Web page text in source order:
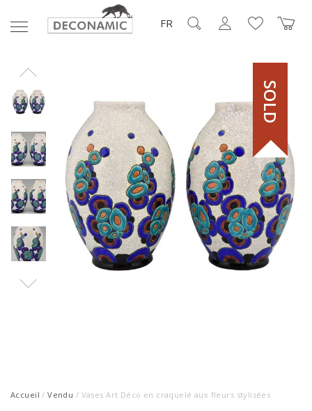
FR
SOLD
Accueil /Vendu / Vases Art Déco en craquelé aux fleurs stylisées